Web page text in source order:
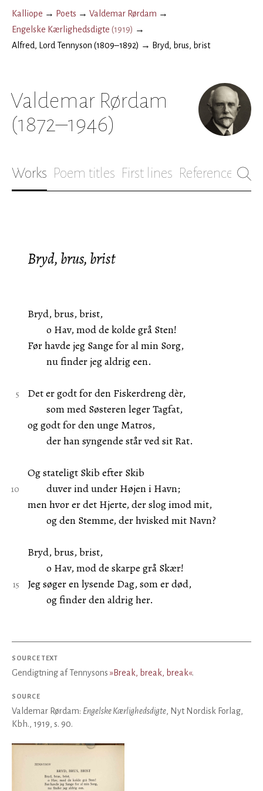
Kalliope → Poets → Valdemar Rørdam →
Engelske Kærlighedsdigte (1919) →
Alfred, Lord Tennyson (1809–1892) → Bryd, brus, brist
Valdemar Rørdam
(1872–1946)
Works Poem titles First lines References
Bryd, brus, brist
Bryd, brus, brist,
o Hav, mod de kolde grå Sten!
Før havde jeg Sange for al min Sorg,
nu finder jeg aldrig een.
Det er godt for den Fiskerdreng dèr,
som med Søsteren leger Tagfat,
og godt for den unge Matros,
der han syngende står ved sit Rat.
Og stateligt Skib efter Skib
duver ind under Højen i Havn;
men hvor er det Hjerte, der slog imod mit,
og den Stemme, der hvisked mit Navn?
Bryd, brus, brist,
o Hav, mod de skarpe grå Skær!
Jeg søger en lysende Dag, som er død,
og finder den aldrig her.
SOURCE TEXT
Gendigtning af Tennysons »Break, break, break«.
SOURCE
Valdemar Rørdam: Engelske Kærlighedsdigte, Nyt Nordisk Forlag,
Kbh., 1919, s. 90.